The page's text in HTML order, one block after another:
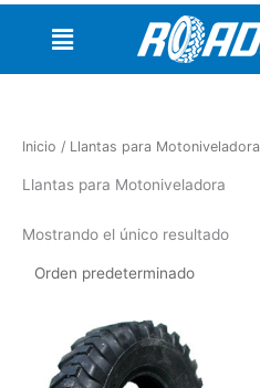
Menú
Inicio / Llantas para Motoniveladora
Llantas para Motoniveladora
Mostrando el único resultado